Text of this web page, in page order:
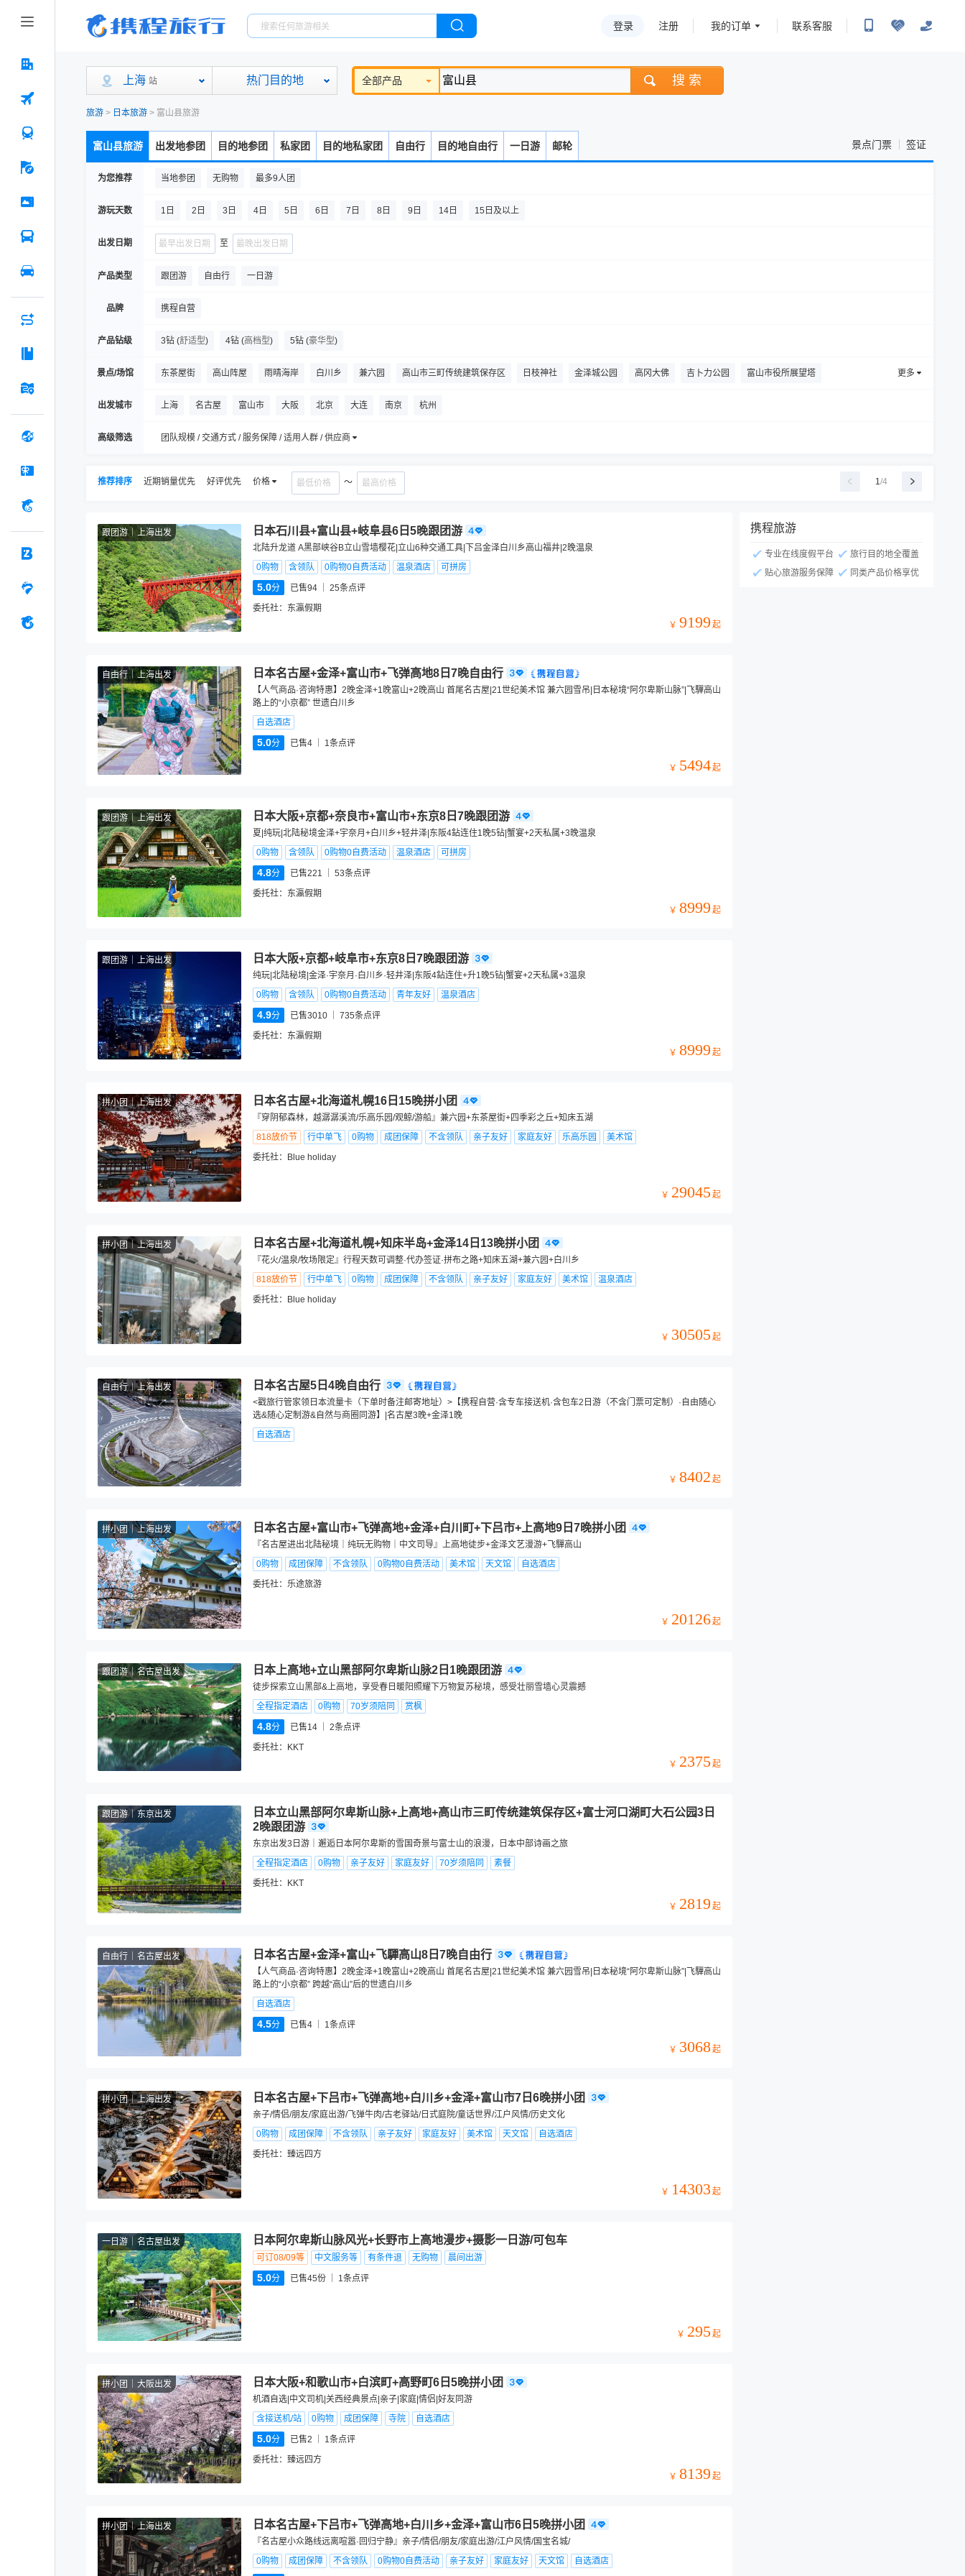
登录 注册 我的订单 联系客服
上海 站 热门目的地 全部产品 搜 索
旅游 > 日本旅游 > 富山县旅游
富山县旅游 出发地参团 目的地参团 私家团 目的地私家团 自由行 目的地自由行 一日游 邮轮 签证
景点门票
为您推荐 当地参团 无购物 最多9人团
游玩天数 1日 2日 3日 4日 5日 6日 7日 8日 9日 14日 15日及以上
出发日期 至
产品类型 跟团游 自由行 一日游
品牌 携程自营
产品钻级 3钻 (舒适型) 4钻 (高档型) 5钻 (豪华型)
景点/场馆 更多
东茶屋街 高山阵屋 雨晴海岸 白川乡 兼六园 高山市三町传统建筑保存区 日枝神社 金泽城公园 高冈大佛 吉卜力公园 富山市役所展望塔
名古屋城 热田神宫 名古屋电视塔 新穗高缆车 城山八幡宫
出发城市 上海 名古屋 富山市 大阪 北京 大连 南京 杭州
高级筛选 团队规模 / 交通方式 / 服务保障 / 适用人群 / 供应商
推荐排序 近期销量优先 好评优先 价格 ～ 1/4
跟团游 上海出发 日本石川县+富山县+岐阜县6日5晚跟团游
北陆升龙道 A黑部峡谷B立山雪墙樱花|立山6种交通工具|下吕金泽白川乡高山福井|2晚温泉
0购物
含领队 0购物0自费活动 温泉酒店 可拼房
5.0分 已售94 25条点评
委托社： 东瀛假期
￥ 9199 起
自由行 上海出发 日本名古屋+金泽+富山市+飞弹高地8日7晚自由行
【人气商品·咨询特惠】2晚金泽+1晚富山+2晚高山 首尾名古屋|21世纪美术馆 兼六园雪吊|日本秘境“阿尔卑斯山脉”|飞驒高山
路上的“小京都” 世遗白川乡
自选酒店
5.0分 已售4 1条点评
￥ 5494起
跟团游 上海出发 日本大阪+京都+奈良市+富山市+东京8日7晚跟团游
夏|纯玩|北陆秘境金泽+宇奈月+白川乡+轻井泽|东阪4鉆连住1晚5钻|蟹宴+2天私属+3晚温泉
0购物
含领队 0购物0自费活动 温泉酒店 可拼房
4.8分 已售221 53条点评
委托社： 东瀛假期
￥ 8999 起
跟团游 上海出发 日本大阪+京都+岐阜市+东京8日7晚跟团游
纯玩|北陆秘境|金泽·宇奈月·白川乡·轻井泽|东阪4鉆连住+升1晚5钻|蟹宴+2天私属+3温泉
0购物
含领队 0购物0自费活动 青年友好 温泉酒店
4.9分 已售3010 735条点评
委托社： 东瀛假期
￥ 8999 起
拼小团 上海出发 日本名古屋+北海道札幌16日15晚拼小团
『穿阴郁森林，越潺潺溪流/乐高乐园/观鲸/游船』兼六园+东茶屋街+四季彩之丘+知床五湖
818放价节
行中单飞 0购物 成团保障 不含领队 亲子友好 家庭友好 乐高乐园
美术馆
委托社：
Blue holiday
￥ 29045起
拼小团 上海出发 日本名古屋+北海道札幌+知床半岛+金泽14日13晚拼小团
『花火/温泉/牧场限定』行程天数可调整·代办签证·拼布之路+知床五湖+兼六园+白川乡
818放价节
行中单飞 0购物 成团保障 不含领队 亲子友好 家庭友好 美术馆
温泉酒店
委托社：
Blue holiday
￥ 30505起
自由行 上海出发 日本名古屋5日4晚自由行
<戳旅行管家领日本流量卡（下单时备注邮寄地址）>【携程自营·含专车接送机·含包车2日游（不含门票可定制）·自由随心
选&随心定制游&自然与商圈同游】|名古屋3晚+金泽1晚
自选酒店
￥ 8402 起
拼小团 上海出发 日本名古屋+富山市+飞弹高地+金泽+白川町+下吕市+上高地9日7晚拼小团
『名古屋进出北陆秘境｜纯玩无购物｜中文司导』上高地徒步+金泽文艺漫游+飞驒高山
0购物
成团保障 不含领队 0购物0自费活动 美术馆 天文馆
自选酒店
委托社： 乐途旅游
￥ 20126起
跟团游 名古屋出发 日本上高地+立山黑部阿尔卑斯山脉2日1晚跟团游
徒步探索立山黑部&上高地，享受春日暖阳照耀下万物复苏秘境，感受壮丽雪墙心灵震撼
全程指定酒店
0购物 70岁须陪同 赏枫
4.8分 已售14 2条点评
委托社：
KKT
￥ 2375起
跟团游 东京出发
日本立山黑部阿尔卑斯山脉+上高地+高山市三町传统建筑保存区+富士河口湖町大石公园3日
2晚跟团游
东京出发3日游｜邂逅日本阿尔卑斯的雪国奇景与富士山的浪漫，日本中部诗画之旅
全程指定酒店
0购物 亲子友好 家庭友好 70岁须陪同
素餐
委托社：
KKT
￥ 2819 起
自由行 名古屋出发 日本名古屋+金泽+富山+飞驒高山8日7晚自由行
【人气商品·咨询特惠】2晚金泽+1晚富山+2晚高山 首尾名古屋|21世纪美术馆 兼六园雪吊|日本秘境“阿尔卑斯山脉”|飞驒高山
路上的“小京都” 跨越“高山”后的世遗白川乡
自选酒店
4.5分 已售4 1条点评
￥ 3068起
拼小团 上海出发 日本名古屋+下吕市+飞弹高地+白川乡+金泽+富山市7日6晚拼小团
亲子/情侣/朋友/家庭出游/飞弹牛肉/古老驿站/日式庭院/童话世界/江户风情/历史文化
0购物
成团保障 不含领队 亲子友好 家庭友好 美术馆 天文馆
自选酒店
委托社： 臻远四方
￥ 14303 起
一日游 名古屋出发 日本阿尔卑斯山脉风光+长野市上高地漫步+摄影一日游/可包车
可订08/09等 中文服务等 有条件退 无购物 晨间出游
5.0分 已售45份 1条点评
￥ 295起
拼小团 大阪出发 日本大阪+和歌山市+白滨町+高野町6日5晚拼小团
机酒自选|中文司机|关西经典景点|亲子|家庭|情侣|好友同游
含接送机/站
0购物 成团保障 寺院 自选酒店
5.0分 已售2 1条点评
委托社： 臻远四方
￥ 8139 起
拼小团 上海出发 日本名古屋+下吕市+飞弹高地+白川乡+金泽+富山市6日5晚拼小团
『名古屋小众路线远离喧嚣·回归宁静』亲子/情侣/朋友/家庭出游/江户风情/国宝名城/
0购物
成团保障 不含领队 0购物0自费活动 亲子友好 家庭友好 天文馆 自选酒店
携程旅游
专业在线度假平台
旅行目的地全覆盖
贴心旅游服务保障
同类产品价格享优